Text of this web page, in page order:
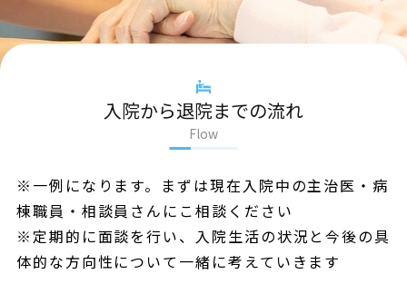
入院から退院までの流れ
Flow
※一例になります。まずは現在入院中の主治医・病
棟職員・相談員さんにこ相談ください
※定期的に面談を行い、入院生活の状況と今後の具
体的な方向性について一緒に考えていきます